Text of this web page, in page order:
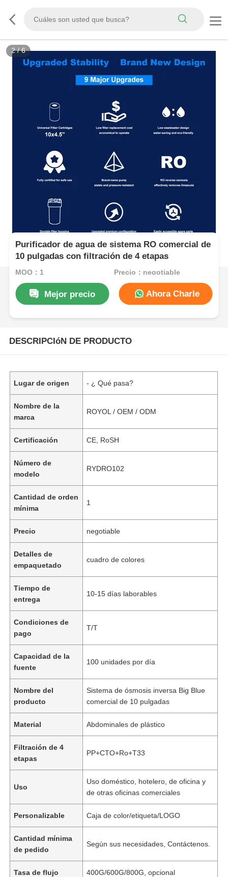
2/6
Purificador de agua de sistema RO comercial de
10 pulgadas con filtración de 4 etapas
MOQ：1 Precio：negotiable
Mejor precio Ahora Charle
DESCRIPCIóN DE PRODUCTO
Lugar de origen - ¿ Qué pasa?
Nombre de la
marca
ROYOL / OEM / ODM
Certificación CE, RoSH
Número de
modelo
RYDRO102
Cantidad de orden
mínima
1
Precio negotiable
Detalles de
empaquetado
cuadro de colores
Tiempo de
entrega
10-15 días laborables
Condiciones de
pago
T/T
Capacidad de la
fuente
100 unidades por día
Nombre del
producto
Sistema de ósmosis inversa Big Blue
comercial de 10 pulgadas
Material Abdominales de plástico
Filtración de 4
etapas
PP+CTO+Ro+T33
Uso
Uso doméstico, hotelero, de oficina y
de otras oficinas comerciales
Personalizable Caja de color/etiqueta/LOGO
Cantidad mínima
de pedido
Según sus necesidades, Contáctenos.
Tasa de flujo 400G/600G/800G, opcional